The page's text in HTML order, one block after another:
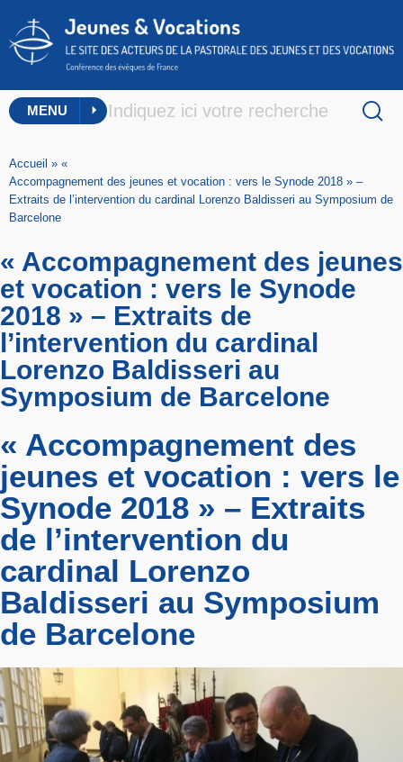
MENU
Accueil » «
Accompagnement des jeunes et vocation : vers le Synode 2018 » –
Extraits de l’intervention du cardinal Lorenzo Baldisseri au Symposium de
Barcelone
« Accompagnement des jeunes
et vocation : vers le Synode
2018 » – Extraits de
l’intervention du cardinal
Lorenzo Baldisseri au
Symposium de Barcelone
« Accompagnement des
jeunes et vocation : vers le
Synode 2018 » – Extraits
de l’intervention du
cardinal Lorenzo
Baldisseri au Symposium
de Barcelone